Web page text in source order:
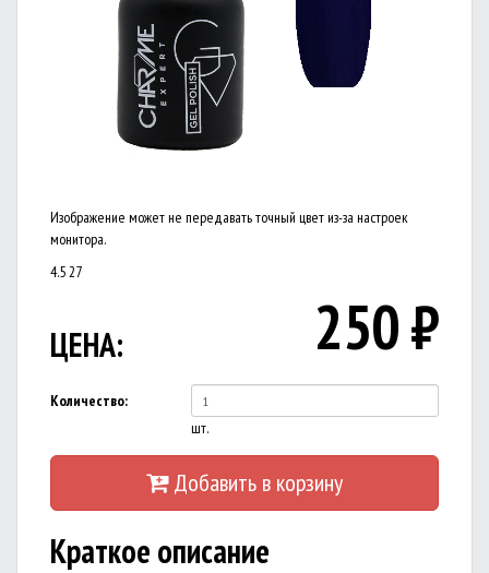
Изображение может не передавать точный цвет из-за настроек
монитора.
4.527
ЦЕНА: 250₽
Количество:
шт.
Добавить в корзину
Краткое описание